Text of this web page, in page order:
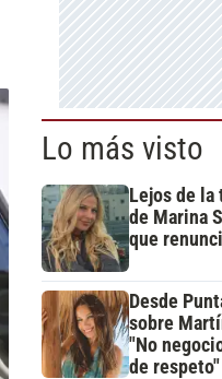
Lo más visto
Lejos de la
de Marina
que
Desde
sobre
"No
de respeto"